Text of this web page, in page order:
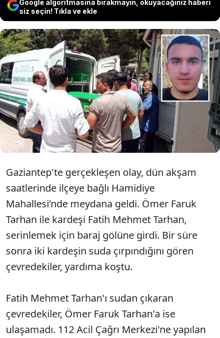
Google algoritmasına bırakmayın, okuyacağınız haberi
siz seçin! Tıkla ve ekle
Gaziantep'in Nurdağı ilçesinde baraj
gölünde boğulan 18 yaşındaki Ömer Faruk
Tarhan'ın, kardeşi 16 yaşındaki Fatih
Mehmet Tarhan'ı kurtarmak isterken
yaşamını yitirdiği öğrenildi.
Gaziantep'te gerçekleşen olay, dün akşam
saatlerinde ilçeye bağlı Hamidiye
Mahallesi’nde meydana geldi. Ömer Faruk
Tarhan ile kardeşi Fatih Mehmet Tarhan,
serinlemek için baraj gölüne girdi. Bir süre
sonra iki kardeşin suda çırpındığını gören
çevredekiler, yardıma koştu.
Fatih Mehmet Tarhan'ı sudan çıkaran
çevredekiler, Ömer Faruk Tarhan'a ise
ulaşamadı. 112 Acil Çağrı Merkezi'ne yapılan